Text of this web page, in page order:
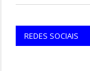
REDES SOCIAIS